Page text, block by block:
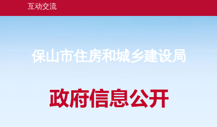
互动交流
保山市住房和城乡建设局